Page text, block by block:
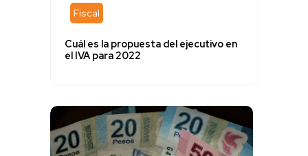
Fiscal
Cuál es la propuesta del ejecutivo en
el IVA para 2022